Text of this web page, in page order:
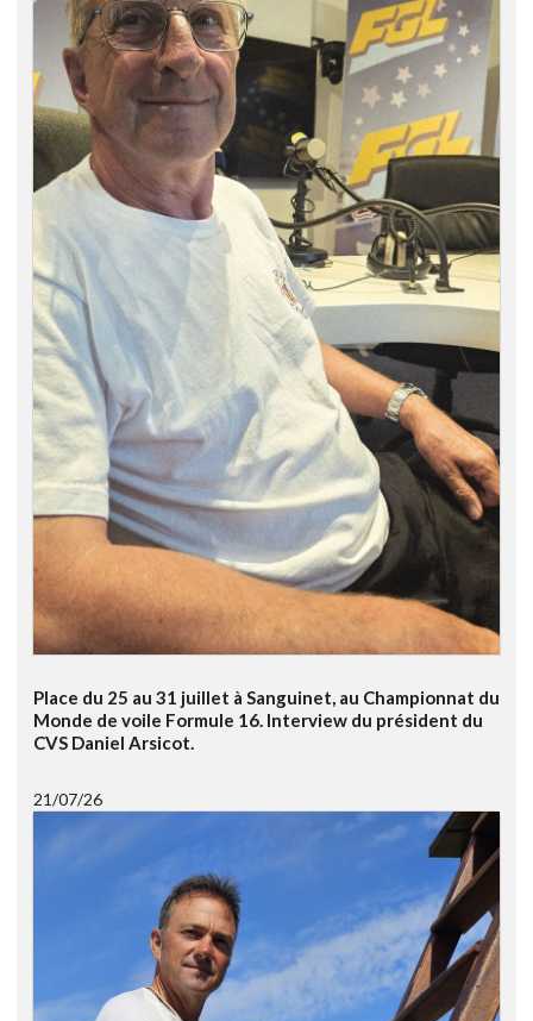
Place du 25 au 31 juillet à Sanguinet, au Championnat du
Monde de voile Formule 16. Interview du président du
CVS Daniel Arsicot.
21/07/26